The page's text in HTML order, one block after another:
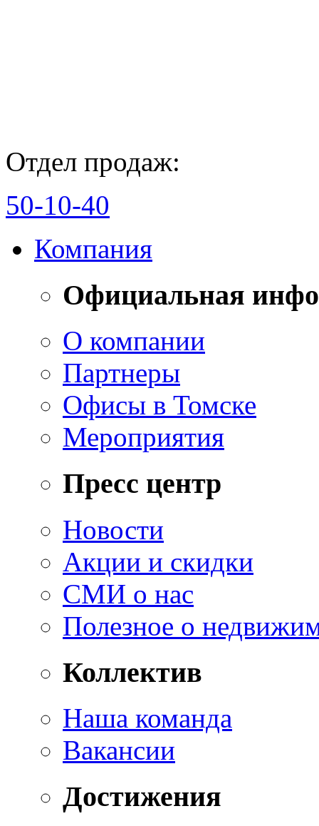
Отдел продаж:
50-10-40
Компания
Официальная
О компании
Партнеры
Офисы в Томске
Мероприятия
Пресс центр
Новости
Акции и скидки
СМИ о нас
Полезное о
Коллектив
Наша команда
Вакансии
Достижения